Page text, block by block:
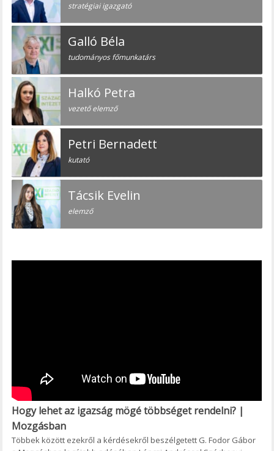
stratégiai igazgató
Galló Béla
tudományos főmunkatárs
Halkó Petra
vezető elemző
Petri Bernadett
kutató
Tácsik Evelin
elemző
Hogy lehet az igazság mögé többséget rendelni? |
Mozgásban
Többek között ezekről a kérdésekről beszélgetett G. Fodor Gábor